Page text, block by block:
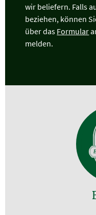
wir beliefern. Falls
beziehen, können
über das Formular
melden.